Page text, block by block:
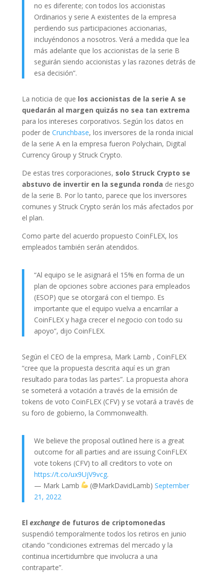
no es diferente; con todos los accionistas
Ordinarios y serie A existentes de la empresa
perdiendo sus participaciones accionarias,
incluyéndonos a nosotros. Verá a medida que lea
más adelante que los accionistas de la serie B
seguirán siendo accionistas y las razones detrás de
esa decisión”.
La noticia de que los accionistas de la serie A se
quedarán al margen quizás no sea tan extrema
para los intereses corporativos. Según los datos en
poder de Crunchbase, los inversores de la ronda inicial
de la serie A en la empresa fueron Polychain, Digital
Currency Group y Struck Crypto.
De estas tres corporaciones, solo Struck Crypto se
abstuvo de invertir en la segunda ronda de riesgo
de la serie B. Por lo tanto, parece que los inversores
comunes y Struck Crypto serán los más afectados por
el plan.
Como parte del acuerdo propuesto CoinFLEX, los
empleados también serán atendidos.
“Al equipo se le asignará el 15% en forma de un
plan de opciones sobre acciones para empleados
(ESOP) que se otorgará con el tiempo. Es
importante que el equipo vuelva a encarrilar a
CoinFLEX y haga crecer el negocio con todo su
apoyo”, dijo CoinFLEX.
Según el CEO de la empresa, Mark Lamb , CoinFLEX
“cree que la propuesta descrita aquí es un gran
resultado para todas las partes”. La propuesta ahora
se someterá a votación a través de la emisión de
tokens de voto CoinFLEX (CFV) y se votará a través de
su foro de gobierno, la Commonwealth.
We believe the proposal outlined here is a great
outcome for all parties and are issuing CoinFLEX
vote tokens (CFV) to all creditors to vote on
https://t.co/ux9UjV9vcg.
— Mark Lamb
(@MarkDavidLamb) September
21, 2022
El exchangede futuros de criptomonedas
suspendió temporalmente todos los retiros en junio
citando “condiciones extremas del mercado y la
continua incertidumbre que involucra a una
contraparte”.